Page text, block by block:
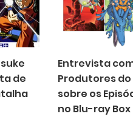
de
Entrevista
Produtores do
sobre os
no Blu-ray Box